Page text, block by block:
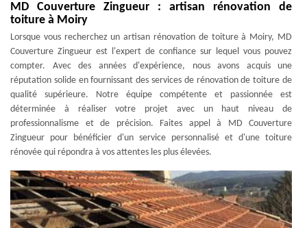
MD Couverture Zingueur : artisan rénovation de
toiture à Moiry
Lorsque vous recherchez un artisan rénovation de toiture à Moiry, MD
Couverture Zingueur est l'expert de confiance sur lequel vous pouvez
compter. Avec des années d'expérience, nous avons acquis une
réputation solide en fournissant des services de rénovation de toiture de
qualité supérieure. Notre équipe compétente et passionnée est
déterminée à réaliser votre projet avec un haut niveau de
professionnalisme et de précision. Faites appel à MD Couverture
Zingueur pour bénéficier d'un service personnalisé et d'une toiture
rénovée qui répondra à vos attentes les plus élevées.